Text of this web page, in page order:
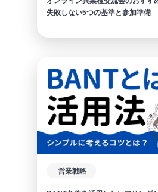
失敗しない5つの基準と参加準備
営業戦略